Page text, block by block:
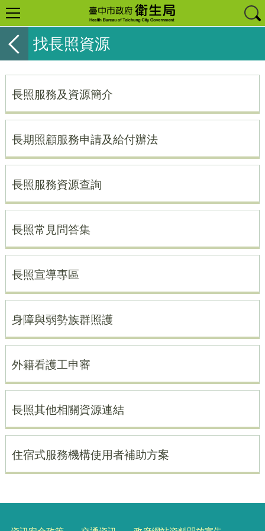
找長照資源
長照服務及資源簡介
長期照顧服務申請及給付辦法
長照服務資源查詢
長照常見問答集
長照宣導專區
身障與弱勢族群照護
外籍看護工申審
長照其他相關資源連結
住宿式服務機構使用者補助方案